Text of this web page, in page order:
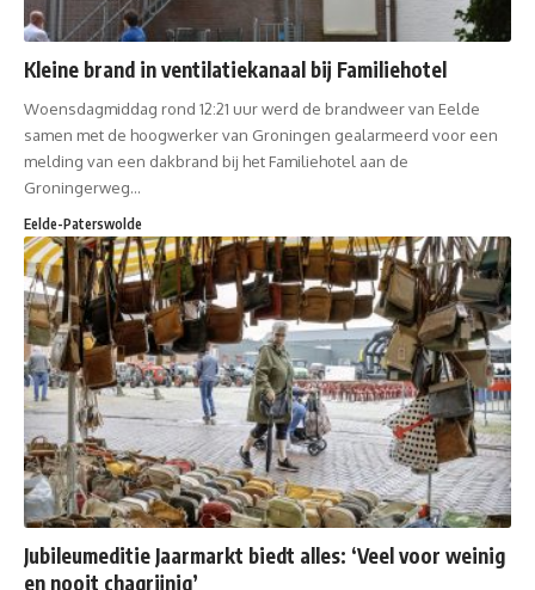
Kleine brand in ventilatiekanaal bij Familiehotel
Woensdagmiddag rond 12:21 uur werd de brandweer van Eelde
samen met de hoogwerker van Groningen gealarmeerd voor een
melding van een dakbrand bij het Familiehotel aan de
Groningerweg…
Eelde-Paterswolde
Jubileumeditie Jaarmarkt biedt alles: ‘Veel voor weinig
en nooit chagrijnig’